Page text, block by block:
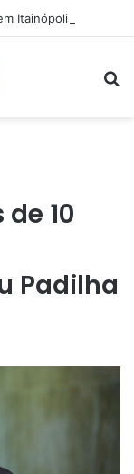
Itainópolis
10
Padilha